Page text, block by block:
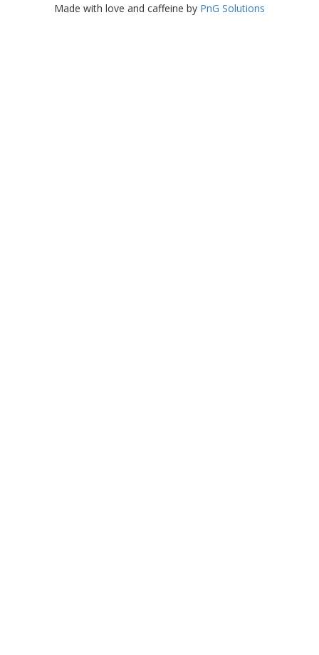
Made with love and caffeine by PnG Solutions